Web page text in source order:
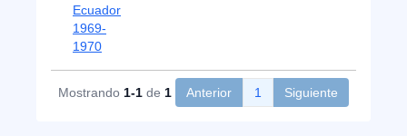
Ecuador
1969-
1970
Mostrando 1-1 de 1 Anterior 1 Siguiente